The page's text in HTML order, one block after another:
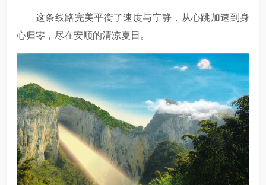
这条线路完美平衡了速度与宁静，从心跳加速到身
心归零，尽在安顺的清凉夏日。